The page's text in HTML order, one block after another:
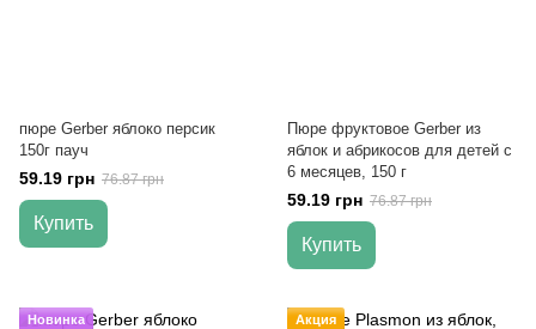
пюре Gerber яблоко персик
150г пауч
59.19 грн 76.87 грн
Купить
Пюре фруктовое Gerber из
яблок и абрикосов для детей с
6 месяцев, 150 г
59.19 грн 76.87 грн
Купить
Новинка
Акция